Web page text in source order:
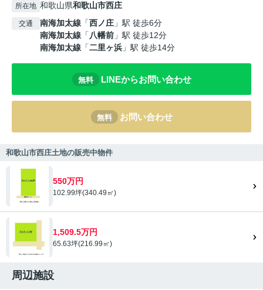
所在地 和歌山県和歌山市西庄
交通 南海加太線 「西ノ庄 」駅 徒歩6分
南海加太線 「 八幡前 」駅 徒歩12分
南海加太線 「二里ヶ浜 」駅 徒歩14分
無料 LINEからお問い合わせ
無料 お問い合わせ
和歌山市西庄土地の販売中物件
550万円
102.99坪(340.49㎡)
1,509.5万円
65.63坪(216.99㎡)
周辺施設